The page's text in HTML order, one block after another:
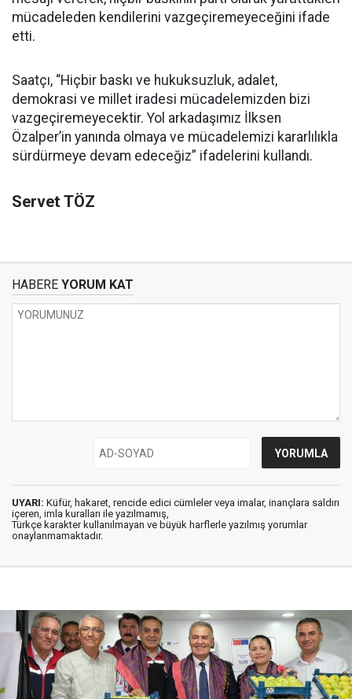
mücadeleden kendilerini vazgeçiremeyeceğini ifade
etti.
Saatçı, “Hiçbir baskı ve hukuksuzluk, adalet,
demokrasi ve millet iradesi mücadelemizden bizi
vazgeçiremeyecektir. Yol arkadaşımız İlksen
Özalper’in yanında olmaya ve mücadelemizi kararlılıkla
sürdürmeye devam edeceğiz” ifadelerini kullandı.
Servet TÖZ
HABERE YORUM KAT
UYARI: Küfür, hakaret, rencide edici cümleler veya imalar, inançlara saldırı
içeren, imla kuralları ile yazılmamış,
Türkçe karakter kullanılmayan ve büyük harflerle yazılmış yorumlar
onaylanmamaktadır.